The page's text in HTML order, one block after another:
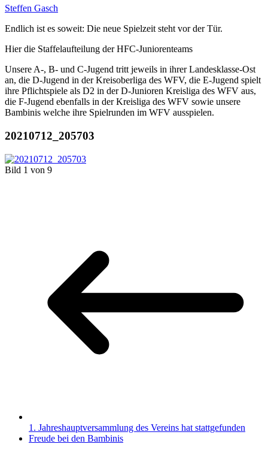
Steffen Gasch
Endlich ist es soweit: Die neue Spielzeit steht vor der Tür.
Hier die Staffelaufteilung der HFC-Juniorenteams
Unsere A-, B- und C-Jugend tritt jeweils in ihrer Landesklasse-Ost
an, die D-Jugend in der Kreisoberliga des WFV, die E-Jugend spielt
ihre Pflichtspiele als D2 in der D-Junioren Kreisliga des WFV aus,
die F-Jugend ebenfalls in der Kreisliga des WFV sowie unsere
Bambinis welche ihre Spielrunden im WFV ausspielen.
20210712_205703
Bild 1 von 9
1. Jahreshauptversammlung des Vereins hat stattgefunden
Freude bei den Bambinis